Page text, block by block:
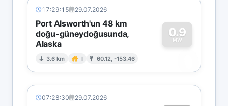
17:29:15 29.07.2026
Port Alsworth'un 48 km
doğu-güneydoğusunda,
Alaska
3.6 km I 60.12, -153.46
0.9
MW
0
07:28:30 29.07.2026